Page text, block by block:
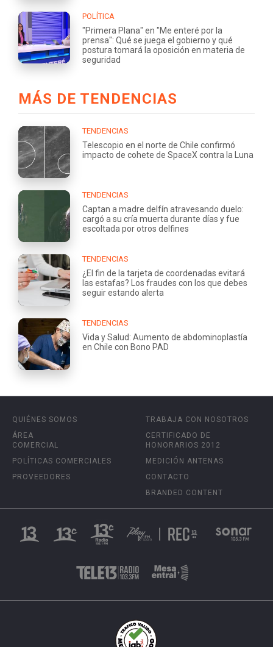
POLÍTICA
"Primera Plana" en "Me enteré por la
prensa": Qué se juega el gobierno y qué
postura tomará la oposición en materia de
seguridad
MÁS DE TENDENCIAS
TENDENCIAS
Telescopio en el norte de Chile confirmó
impacto de cohete de SpaceX contra la Luna
TENDENCIAS
Captan a madre delfín atravesando duelo:
cargó a su cría muerta durante días y fue
escoltada por otros delfines
TENDENCIAS
¿El fin de la tarjeta de coordenadas evitará
las estafas? Los fraudes con los que debes
seguir estando alerta
TENDENCIAS
Vida y Salud: Aumento de abdominoplastía
en Chile con Bono PAD
QUIÉNES SOMOS
ÁREA
COMERCIAL
POLÍTICAS COMERCIALES
PROVEEDORES
TRABAJA CON NOSOTROS
CERTIFICADO DE
HONORARIOS 2012
MEDICIÓN ANTENAS
CONTACTO
BRANDED CONTENT